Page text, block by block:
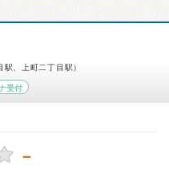
、上町二丁目駅）
受付
－